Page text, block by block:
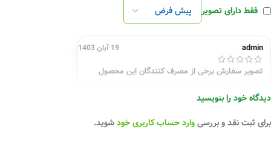
فقط دارای تصویر
admin 19 آبان 1403
تصویر سفارش برخی از مصرف کنندگان این محصول
دیدگاه خود را بنویسید
برای ثبت نقد و بررسیوارد حساب کاربری خودشوید.